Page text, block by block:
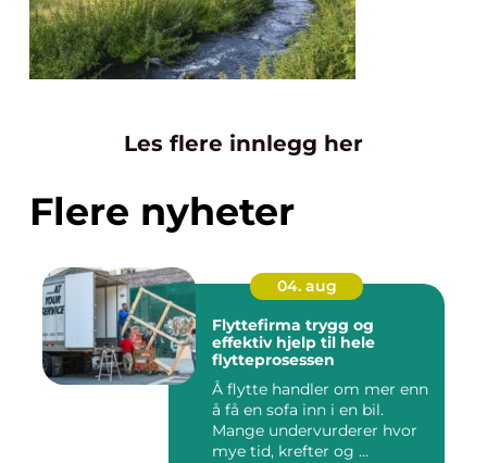
Les flere innlegg her
Flere nyheter
04. aug
Flyttefirma trygg og
effektiv hjelp til hele
flytteprosessen
Å flytte handler om mer enn
å få en sofa inn i en bil.
Mange undervurderer hvor
mye tid, krefter og ...